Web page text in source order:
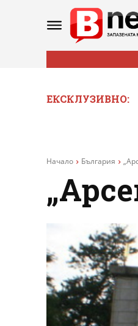
ЕКСКЛУЗИВНО:
Начало България